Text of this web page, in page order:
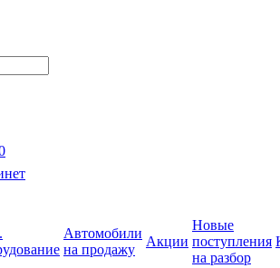
Автомобили
на продажу
Акции
Новые
поступления
на разбор